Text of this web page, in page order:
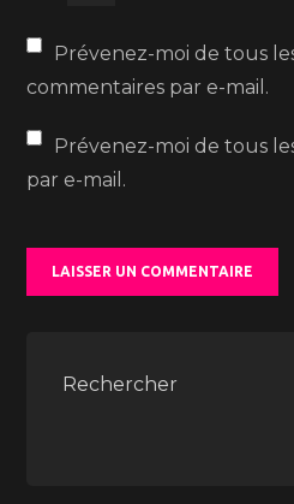
Prévenez-moi de tous
commentaires par e-mail.
Prévenez-moi de tous
par e-mail.
Rechercher